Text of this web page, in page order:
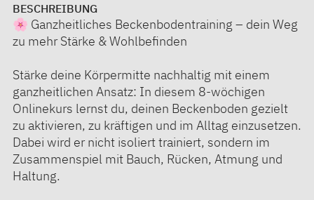
BESCHREIBUNG
🌸 Ganzheitliches Beckenbodentraining – dein Weg
zu mehr Stärke & Wohlbefinden
Stärke deine Körpermitte nachhaltig mit einem
ganzheitlichen Ansatz: In diesem 8-wöchigen
Onlinekurs lernst du, deinen Beckenboden gezielt
zu aktivieren, zu kräftigen und im Alltag einzusetzen.
Dabei wird er nicht isoliert trainiert, sondern im
Zusammenspiel mit Bauch, Rücken, Atmung und
Haltung.